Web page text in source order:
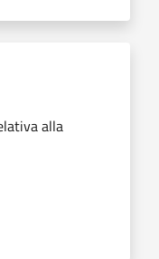
alla